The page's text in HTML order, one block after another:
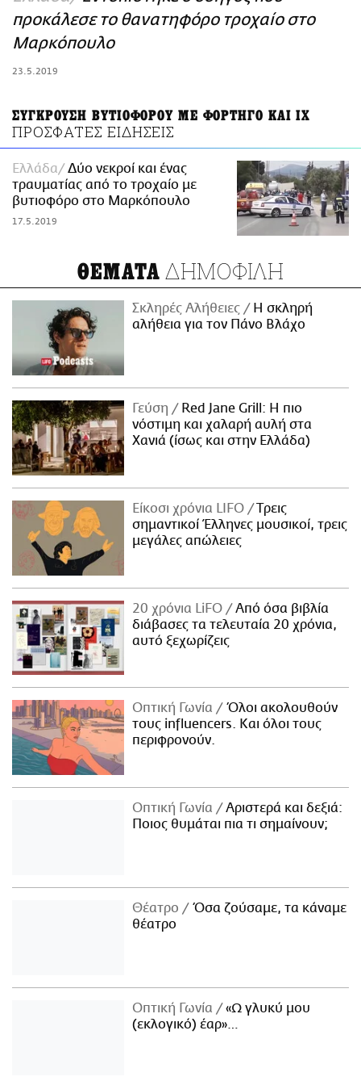
ΑΜΠΑ
PRINT
προκάλεσε το θανατηφόρο τροχαίο στο
Μαρκόπουλο
23.5.2019
ΣΥΓΚΡΟΥΣΗ ΒΥΤΙΟΦΟΡΟΥ ΜΕ ΦΟΡΤΗΓΟ ΚΑΙ ΙΧ
ΠΡΟΣΦΑΤΕΣ ΕΙΔΗΣΕΙΣ
Ελλάδα
Δύο νεκροί και ένας
τραυματίας από το τροχαίο με
βυτιοφόρο στο Μαρκόπουλο
17.5.2019
ΘΕΜΑΤΑ ΔΗΜΟΦΙΛΗ
Σκληρές Αλήθειες
H σκληρή
αλήθεια για τον Πάνο Βλάχο
Γεύση
Red Jane Grill: Η πιο
νόστιμη και χαλαρή αυλή στα
Χανιά (ίσως και στην Ελλάδα)
Είκοσι χρόνια LIFO
Tρεις
σημαντικοί Έλληνες μουσικοί, τρεις
μεγάλες απώλειες
20 χρόνια LiFO
Από όσα βιβλία
διάβασες τα τελευταία 20 χρόνια,
αυτό ξεχωρίζεις
Οπτική Γωνία
Όλοι ακολουθούν
τους influencers. Και όλοι τους
περιφρονούν.
Οπτική Γωνία
Αριστερά και δεξιά:
Ποιος θυμάται πια τι σημαίνουν;
Θέατρο
Όσα ζούσαμε, τα κάναμε
θέατρο
Οπτική Γωνία
«Ω γλυκύ μου
(εκλογικό) έαρ»…